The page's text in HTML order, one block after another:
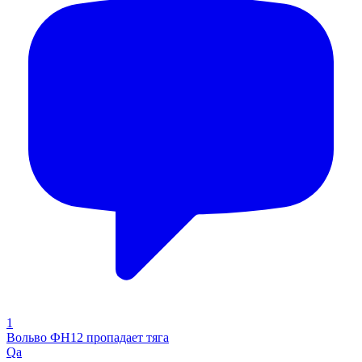
1
Вольво ФН12 пропадает тяга
Qa